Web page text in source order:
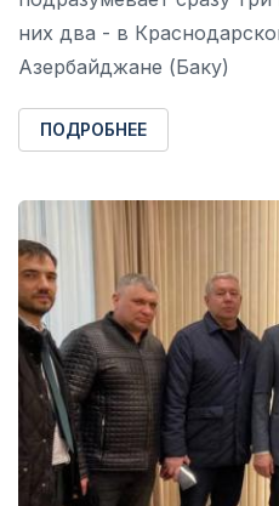
них два - в
Азербайджане (Баку)
ПОДРОБНЕЕ